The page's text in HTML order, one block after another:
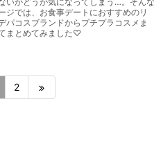
では、お食事デートにおすすめのリ
パコスブランドからプチプラコスメま
まとめてみました♡
2